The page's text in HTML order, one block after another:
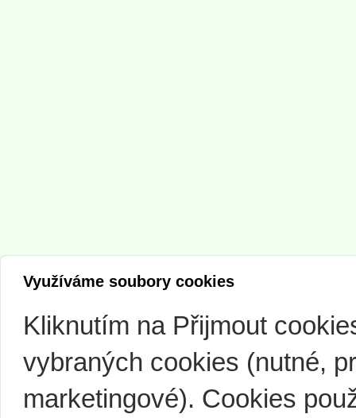
Využíváme soubory cookies
Kliknutím na Přijmout
vybraných cookies (nutné,
marketingové). Cookies